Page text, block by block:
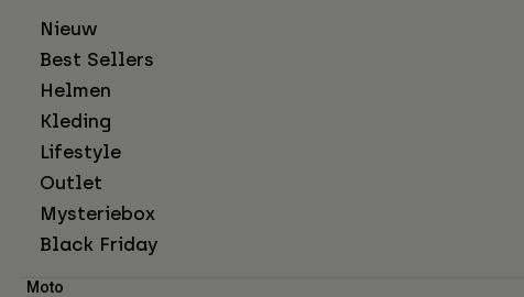
Nieuw
Best Sellers
Helmen
Kleding
Lifestyle
Outlet
Mysteriebox
Black Friday
Moto